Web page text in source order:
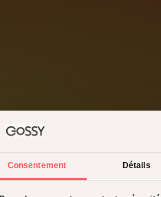
Consentement Détails